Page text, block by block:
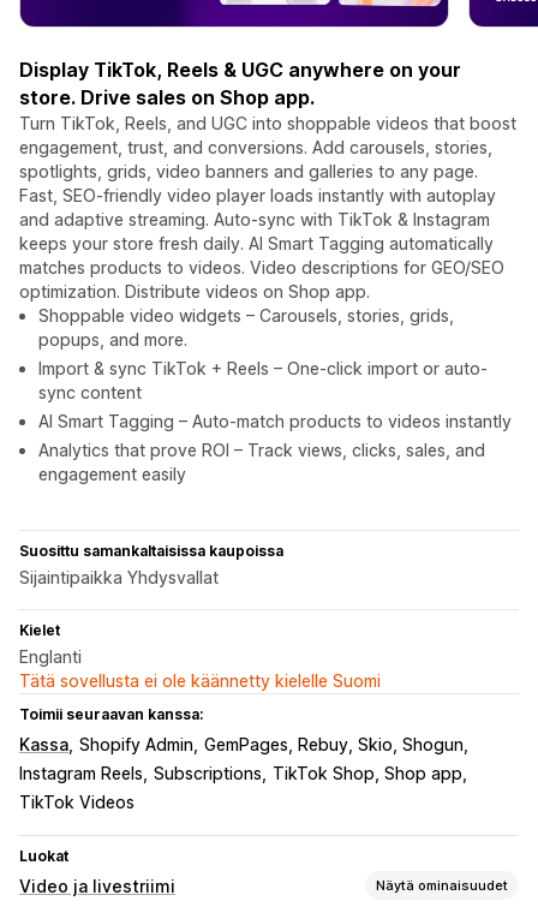
Display TikTok, Reels & UGC anywhere on your
store. Drive sales on Shop app.
Turn TikTok, Reels, and UGC into shoppable videos that boost
engagement, trust, and conversions. Add carousels, stories,
spotlights, grids, video banners and galleries to any page.
Fast, SEO-friendly video player loads instantly with autoplay
and adaptive streaming. Auto-sync with TikTok & Instagram
keeps your store fresh daily. AI Smart Tagging automatically
matches products to videos. Video descriptions for GEO/SEO
optimization. Distribute videos on Shop app.
Shoppable video widgets – Carousels, stories, grids,
popups, and more.
Import & sync TikTok + Reels – One-click import or auto-
sync content
AI Smart Tagging – Auto-match products to videos instantly
Analytics that prove ROI – Track views, clicks, sales, and
engagement easily
Suosittu samankaltaisissa kaupoissa
Sijaintipaikka Yhdysvallat
Kielet
Englanti
Tätä sovellusta ei ole käännetty kielelle Suomi
Toimii seuraavan kanssa:
Kassa Shopify Admin GemPages, Rebuy, Skio, Shogun
Instagram Reels Subscriptions
TikTok Shop, Shop app
TikTok Videos
Luokat
Video ja livestriimi Näytä ominaisuudet